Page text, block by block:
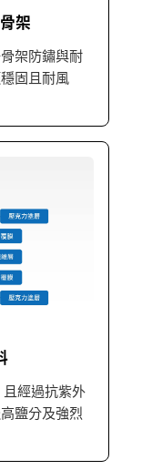
架
架防鏽與耐
固且耐風
且經過抗紫外
鹽分及強烈